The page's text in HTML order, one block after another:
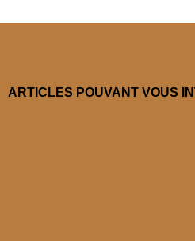
ARTICLES POUVANT VOUS